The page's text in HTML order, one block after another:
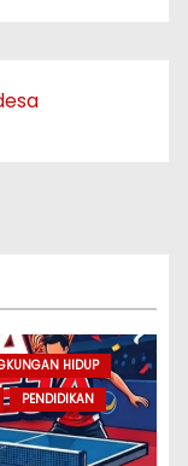
HIDUP
PENDIDIKAN